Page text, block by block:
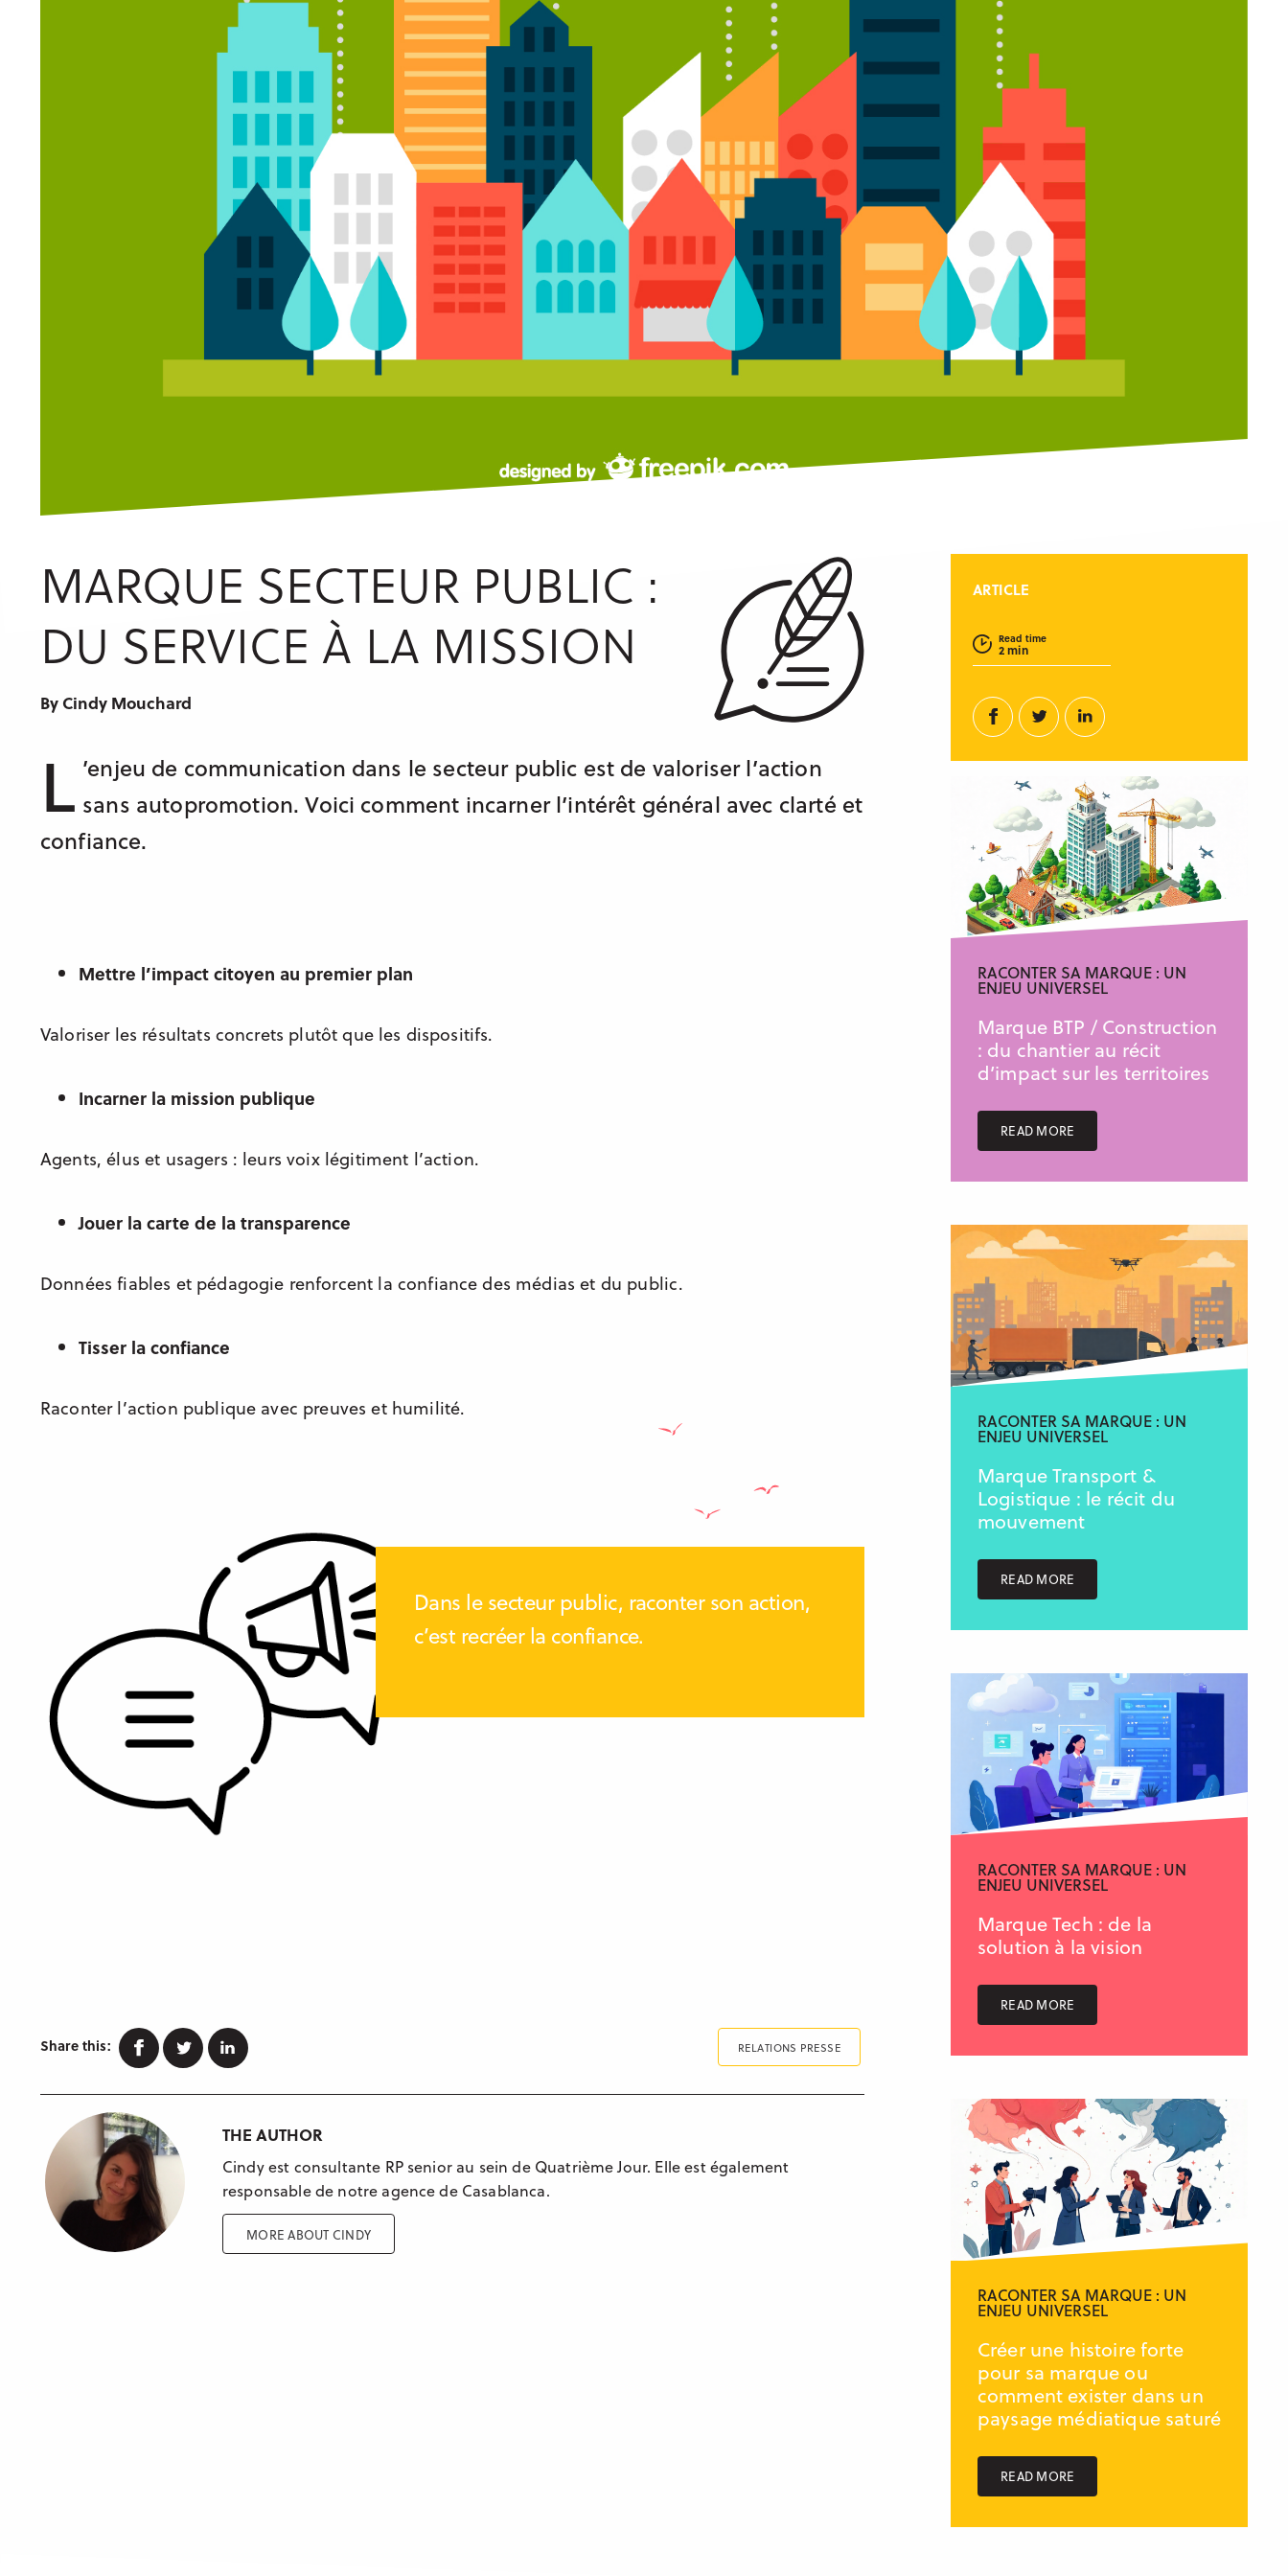
MARQUE SECTEUR PUBLIC :
DU SERVICE À LA MISSION
By Cindy Mouchard
L ’enjeu de communication dans le secteur public est de valoriser l’action
sans autopromotion. Voici comment incarner l’intérêt général avec clarté et
confiance.
Mettre l’impact citoyen au premier plan
Valoriser les résultats concrets plutôt que les dispositifs.
Incarner la mission publique
Agents, élus et usagers : leurs voix légitiment l’action.
Jouer la carte de la transparence
Données fiables et pédagogie renforcent la confiance des médias et du public.
Tisser la confiance
Raconter l’action publique avec preuves et humilité.
Dans le secteur public, raconter son action,
c’est recréer la confiance.
Share this: Facebook
Twitter RELATIONS PRESSE
THE AUTHOR
Cindy est consultante RP senior au sein de Quatrième Jour. Elle est également
responsable de notre agence de Casablanca.
MORE ABOUT CINDY
ARTICLE
Read time
2 min
Facebook
Twitter
RACONTER SA MARQUE : UN
ENJEU UNIVERSEL
Marque BTP / Construction
: du chantier au récit
d’impact sur les territoires
READ MORE
RACONTER SA MARQUE : UN
ENJEU UNIVERSEL
Marque Transport &
Logistique : le récit du
mouvement
READ MORE
RACONTER SA MARQUE : UN
ENJEU UNIVERSEL
Marque Tech : de la
solution à la vision
READ MORE
RACONTER SA MARQUE : UN
ENJEU UNIVERSEL
Créer une histoire forte
pour sa marque ou
comment exister dans un
paysage médiatique saturé
READ MORE